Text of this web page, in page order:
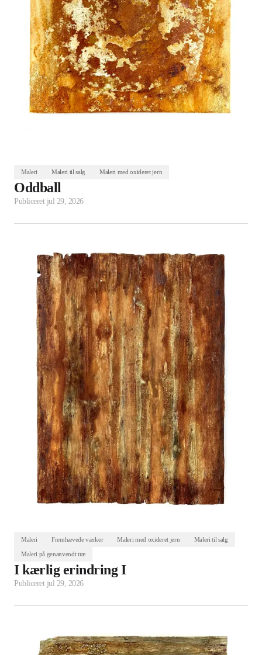
Maleri Maleri til salg Maleri med oxideret jern
Oddball
Publiceret jul 29, 2026
Maleri Fremhævede værker Maleri med oxideret jern Maleri til salg
Maleri på genanvendt træ
I kærlig erindring I
Publiceret jul 29, 2026